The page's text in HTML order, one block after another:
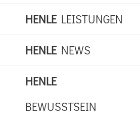
HENLE LEISTUNGEN
HENLE NEWS
HENLE
BEWUSSTSEIN